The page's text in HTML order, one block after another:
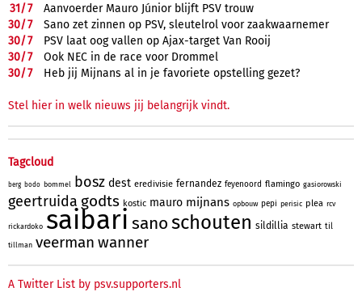
31/7
Aanvoerder Mauro Júnior blijft PSV trouw
30/7
Sano zet zinnen op PSV, sleutelrol voor zaakwaarnemer
30/7
PSV laat oog vallen op Ajax-target Van Rooij
30/7
Ook NEC in de race voor Drommel
30/7 Heb jij Mijnans al in je favoriete opstelling gezet?
Stel hier in welk nieuws jij belangrijk vindt.
Tagcloud
berg bodo bommel bosz dest eredivisie fernandez feyenoord flamingo gasiorowski
geertruida godts kostic mauro mijnans opbouw pepi perisic plea rcv
rickardoko saibari sanoschouten sildillia stewart til
tillman veerman wanner
A Twitter List by psv.supporters.nl